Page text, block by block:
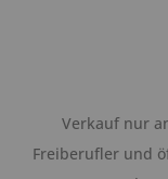
Verkauf nur
Freiberufler und